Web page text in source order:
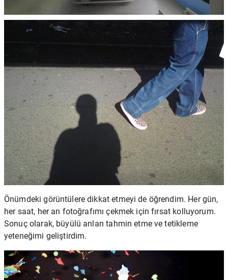
Önümdeki görüntülere dikkat etmeyi de öğrendim. Her gün,
her saat, her an fotoğrafımı çekmek için fırsat kolluyorum.
Sonuç olarak, büyülü anları tahmin etme ve tetikleme
yeteneğimi geliştirdim.